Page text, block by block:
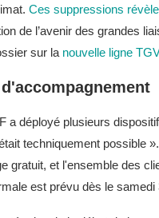
Ces suppressions
de l’avenir des grandes
sur la nouvelle ligne
a déployé plusieurs
techniquement possible
gratuit, et l'ensemble des
est prévu dès le samedi